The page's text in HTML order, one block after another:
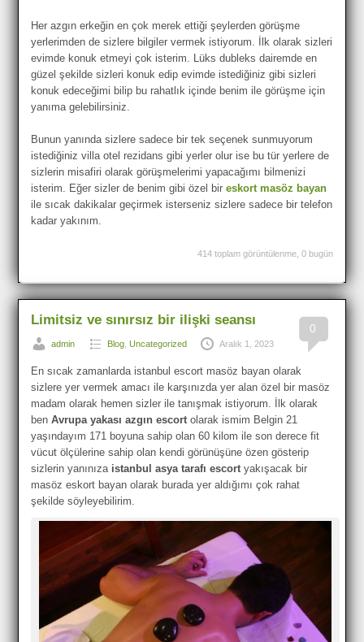
Her azgın erkeğin en çok merek ettiği şeylerden görüşme
yerlerimden de sizlere bilgiler vermek istiyorum. İlk olarak sizleri
evimde konuk etmeyi çok isterim. Lüks dubleks dairemde en
güzel şekilde sizleri konuk edip evimde istediğiniz gibi sizleri
konuk edeceğimi bilip bu rahatlık içinde benim ile görüşme için
yanıma gelebilirsiniz.
Bunun yanında sizlere sadece bir tek seçenek sunmuyorum
istediğiniz villa otel rezidans gibi yerler olur ise bu tür yerlere de
sizlerin misafiri olarak görüşmelerimi yapacağımı bilmenizi
isterim. Eğer sizler de benim gibi özel bireskort masöz bayan
ile sıcak dakikalar geçirmek isterseniz sizlere sadece bir telefon
kadar yakınım.
414 toplam görüntülenme, 0 bugün
0
Limitsiz ve sınırsız bir ilişki seansı
admin Blog ,Uncategorized Aralık 1, 2023
En sıcak zamanlarda istanbul escort masöz bayan olarak
sizlere yer vermek amacı ile karşınızda yer alan özel bir masöz
madam olarak hemen sizler ile tanışmak istiyorum. İlk olarak
benAvrupa yakası azgın escort olarak ismim Belgin 21
yaşındayım 171 boyuna sahip olan 60 kilom ile son derece fit
vücut ölçülerine sahip olan kendi görünüşüne özen gösterip
sizlerin yanınıza istanbul asya tarafı escort yakışacak bir
masöz eskort bayan olarak burada yer aldığımı çok rahat
şekilde söyleyebilirim.